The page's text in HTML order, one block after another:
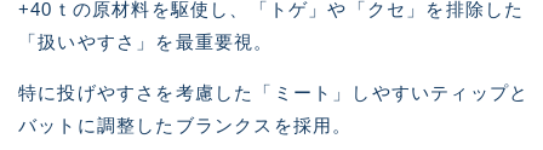
+40ｔの原材料を駆使し、「トゲ」や「クセ」を排除した
「扱いやすさ」を最重要視。
特に投げやすさを考慮した「ミート」しやすいティップと
バットに調整したブランクスを採用。